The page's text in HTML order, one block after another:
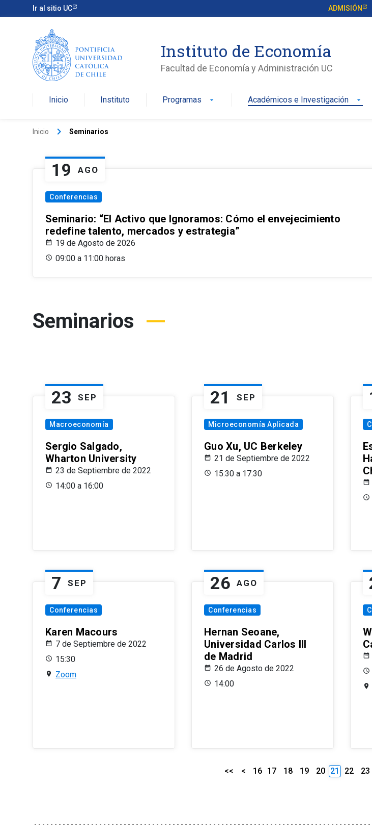
Ir al sitio UC ADMISIÓN
Instituto de Economía
Facultad de Economía y Administración UC
Inicio Instituto Programas arrow_drop_down Académicos e Investigación arrow_drop_down
Inicio keyboard_arrow_right Seminarios
19 AGO
Conferencias
Seminario: “El Activo que Ignoramos: Cómo el envejecimiento
redefine talento, mercados y estrategia”
19 de Agosto de 2026
09:00 a 11:00 horas
Seminarios
23 SEP
Macroeconomía
Sergio Salgado,
Wharton University
23 de Septiembre de 2022
14:00 a 16:00
21 SEP
Microeconomía Aplicada
Guo Xu, UC Berkeley
21 de Septiembre de 2022
15:30 a 17:30
7 SEP
Conferencias
Karen Macours
7 de Septiembre de 2022
15:30
Zoom
26 AGO
Conferencias
Hernan Seoane,
Universidad Carlos III
de Madrid
26 de Agosto de 2022
14:00
<< < 16 17 18 19 20 21 22 23